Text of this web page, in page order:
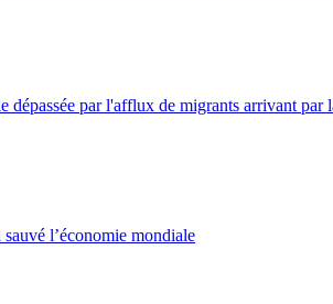
dépassée par l'afflux de migrants arrivant par
l’économie mondiale